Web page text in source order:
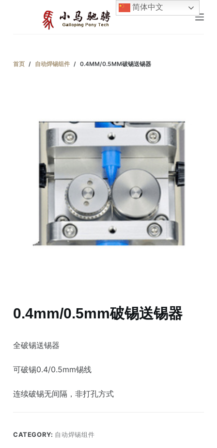
首页 / 自动焊锡组件 / 0.4MM/0.5MM破锡送锡器
0.4mm/0.5mm破锡送锡器
全破锡送锡器
可破锡0.4/0.5mm锡线
连续破锡无间隔，非打孔方式
CATEGORY: 自动焊锡组件
简体中文